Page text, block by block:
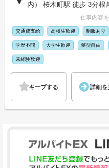
内） 桜木町駅 徒歩 3分根
仕事内容
交通費支給 高校生歓迎 制服あり
学歴不問 大学生歓迎 髪型自由
未経験歓迎
キープする 詳細を